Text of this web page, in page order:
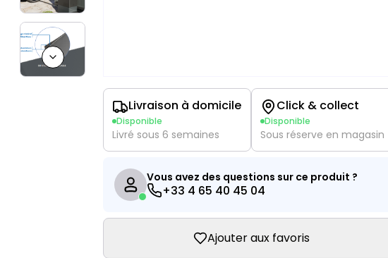
Next slide Livraison à domicile
Disponible
Livré sous 6 semaines
Click & collect
Disponible
Sous réserve en magasin
Vous avez des questions sur ce produit ?
+33 4 65 40 45 04
Ajouter aux favoris